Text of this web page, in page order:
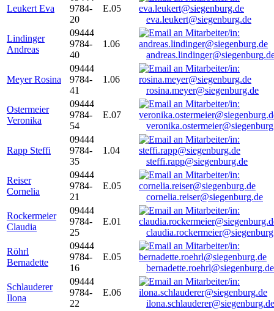
Leukert Eva
9784-
20
E.05
eva.leukert@siegenburg.de
Lindinger
Andreas
09444
9784-
40
1.06
Meyer Rosina
09444
9784-
41
1.06
rosina.meyer@siegenburg.de
Ostermeier
Veronika
09444
9784-
54
E.07
Rapp Steffi
09444
9784-
35
1.04
steffi.rapp@siegenburg.de
Reiser
Cornelia
09444
9784-
21
E.05
cornelia.reiser@siegenburg.de
Rockermeier
Claudia
09444
9784-
25
E.01
Röhrl
Bernadette
09444
9784-
16
E.05
bernadette.roehrl@siegenburg.de
Schlauderer
Ilona
09444
9784-
22
E.06
ilona.schlauderer@siegenburg.de